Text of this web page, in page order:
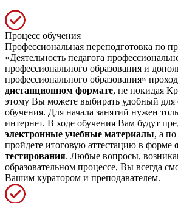
Процесс обучения
Профессиональная переподготовка по
«Деятельность педагога
профессионального образования и
профессионального образования»
дистанционном формате, не покидая
этому Вы можете выбирать удобный для
обучения. Для начала занятий нужен
интернет. В ходе обучения Вам будут
электронные учебные материалы, а
пройдете итоговую аттестацию в форме
тестирования. Любые вопросы,
образовательном процессе, Вы всегда
Вашим куратором и преподавателем.